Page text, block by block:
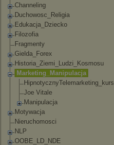
Channeling
Duchowosc_Religia
Edukacja_Dziec ko
Filozofia
Fragmenty
Gielda_Forex
Historia_Ziemi _Ludzi_Kosmosu
Marketing_Manipulacja
HipnotycznyTelemarketing_kurs
Joe Vitale
Manipulacja
Motywacja
Nieruchomosci
NLP
OOBE_LD_NDE